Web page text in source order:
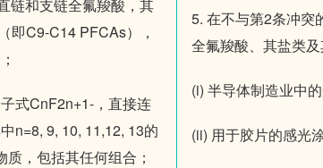
链和支链全氟羧酸，其
即C9-C14 PFCAs），
式CnF2n+1-，直接连
n=8, 9, 10, 11,12, 13的
，包括其任何组合；
5. 在不与第2条冲突
全氟羧酸、其盐类
(i) 半导体制造业中
(ii) 用于胶片的感光